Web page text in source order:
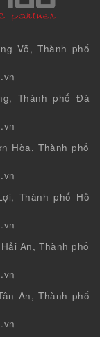
Võ, Thành phố
Thành phố Đà
Hòa, Thành phố
Thành phố Hồ
An, Thành phố
An, Thành phố